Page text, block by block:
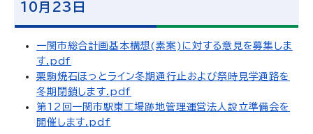
10月23日
一関市総合計画基本構想(素案)に対する意見を募集しま
す.pdf
栗駒焼石ほっとライン冬期通行止および祭時見学通路を
冬期閉鎖します.pdf
第12回一関市駅東工場跡地管理運営法人設立準備会を
開催します.pdf